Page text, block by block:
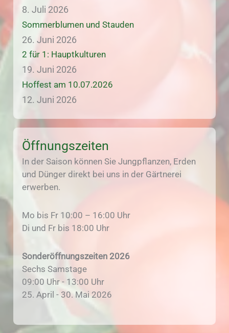
8. Juli 2026
Sommerblumen und Stauden
26. Juni 2026
2 für 1: Hauptkulturen
19. Juni 2026
Hoffest am 10.07.2026
12. Juni 2026
Öffnungszeiten
In der Saison können Sie Jungpflanzen, Erden
und Dünger direkt bei uns in der Gärtnerei
erwerben.
Mo bis Fr 10:00 – 16:00 Uhr
Di und Fr bis 18:00 Uhr
Sonderöffnungszeiten 2026
Sechs Samstage
09:00 Uhr - 13:00 Uhr
25. April - 30. Mai 2026